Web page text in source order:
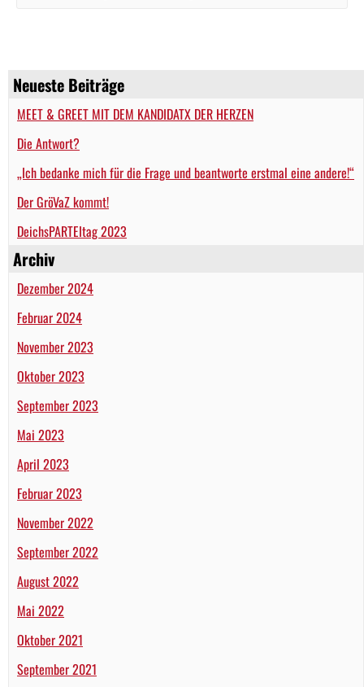
Neueste Beiträge
MEET & GREET MIT DEM KANDIDATX DER HERZEN
Die Antwort?
„Ich bedanke mich für die Frage und beantworte erstmal eine andere!“
Der GröVaZ kommt!
DeichsPARTEItag 2023
Archiv
Dezember 2024
Februar 2024
November 2023
Oktober 2023
September 2023
Mai 2023
April 2023
Februar 2023
November 2022
September 2022
August 2022
Mai 2022
Oktober 2021
September 2021